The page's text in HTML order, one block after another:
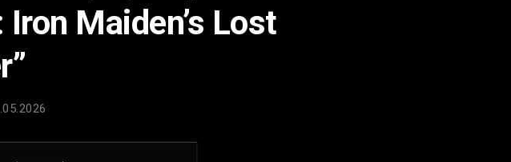
Iron Maiden’s Lost